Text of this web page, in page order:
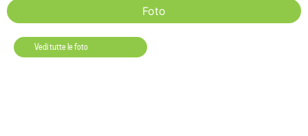
Foto
Vedi tutte le foto